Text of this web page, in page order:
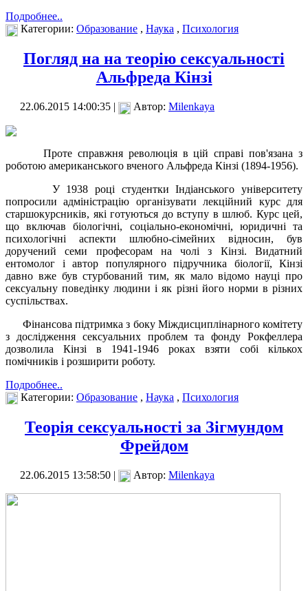
Подробнее..
Категории: Образование , Наука , Психология
Погляд на на теорію сексуальності
Альфреда Кінзі
22.06.2015 14:00:35 | Автор: Milenkaya
Проте справжня революція в цій справі пов'язана з
роботою американського вченого Альфреда Кінзі (1894-1956).
У 1938 році студентки Індіанського університету
попросили адміністрацію організувати лекційний курс для
старшокурсників, які готуються до вступу в шлюб. Курс цей,
що включав біологічні, соціально-економічні, юридичні та
психологічні аспекти шлюбно-сімейних відносин, був
доручений семи професорам на чолі з Кінзі. Видатний
ентомолог і автор популярного підручника біології, Кінзі
давно вже був стурбований тим, як мало відомо науці про
сексуальну поведінку людини і як різні його норми в різних
суспільствах.
Фінансова підтримка з боку Міждисциплінарного комітету
з дослідження сексуальних проблем та фонду Рокфеллера
дозволила Кінзі в 1941-1946 роках взяти собі кількох
помічників і розширити роботу.
Подробнее..
Категории: Образование , Наука , Психология
Теорія сексуальності за Зігмундом
Фрейдом
22.06.2015 13:58:50 | Автор: Milenkaya